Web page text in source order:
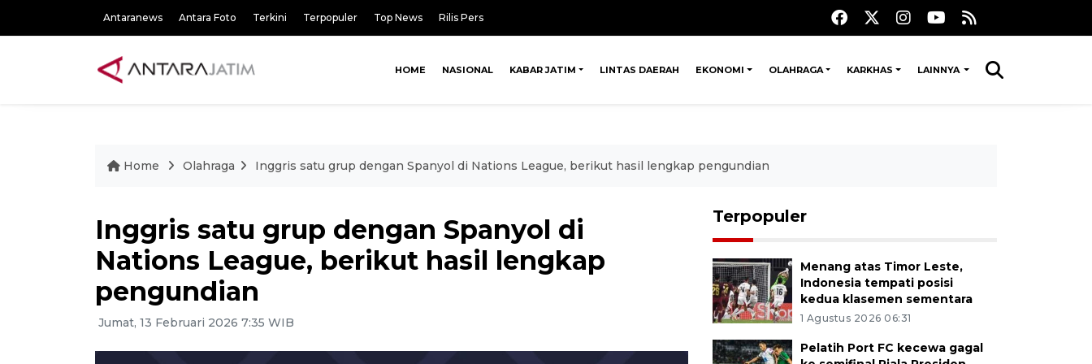
Antaranews Antara Foto Terkini Terpopuler Top News Rilis Pers
HOME NASIONAL KABAR JATIM LINTAS DAERAH EKONOMI OLAHRAGA KARKHAS LAINNYA
Home Olahraga Inggris satu grup dengan Spanyol di Nations League, berikut hasil lengkap pengundian
Inggris satu grup dengan Spanyol di
Nations League, berikut hasil lengkap
pengundian
Jumat, 13 Februari 2026 7:35 WIB
Terpopuler
Menang atas Timor Leste,
Indonesia tempati posisi
kedua klasemen sementara
1 Agustus 2026 06:31
Pelatih Port FC kecewa gagal